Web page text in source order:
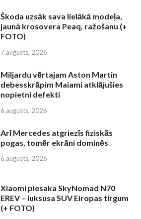
Škoda uzsāk sava lielākā modeļa,
jaunā krosovera Peaq, ražošanu (+
FOTO)
7.augusts, 2026
Miljardu vērtajam Aston Martin
debesskrāpim Maiami atklājušies
nopietni defekti
6.augusts, 2026
Arī Mercedes atgriezīs fiziskās
pogas, tomēr ekrāni dominēs
6.augusts, 2026
Xiaomi piesaka SkyNomad N70
EREV – luksusa SUV Eiropas tirgum
(+ FOTO)